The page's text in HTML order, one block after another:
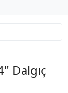
Dalgıç